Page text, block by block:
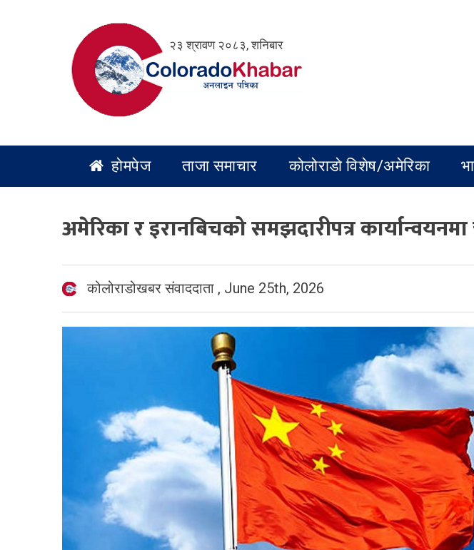
२३ श्रावण २०८३, शनिबार
होमपेज ताजा समाचार कोलोराडो विशेष/अमेरिका
अमेरिका र इरानबिचको समझदारीपत्र
कोलोराडोखबर संवाददाता , June 25th, 2026